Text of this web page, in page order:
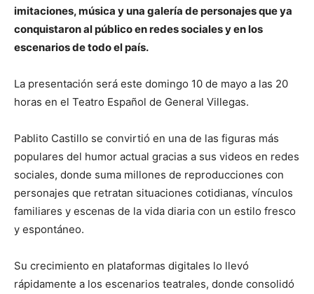
imitaciones, música y una galería de personajes que ya
conquistaron al público en redes sociales y en los
escenarios de todo el país.
La presentación será este domingo 10 de mayo a las 20
horas en el Teatro Español de General Villegas.
Pablito Castillo se convirtió en una de las figuras más
populares del humor actual gracias a sus videos en redes
sociales, donde suma millones de reproducciones con
personajes que retratan situaciones cotidianas, vínculos
familiares y escenas de la vida diaria con un estilo fresco
y espontáneo.
Su crecimiento en plataformas digitales lo llevó
rápidamente a los escenarios teatrales, donde consolidó